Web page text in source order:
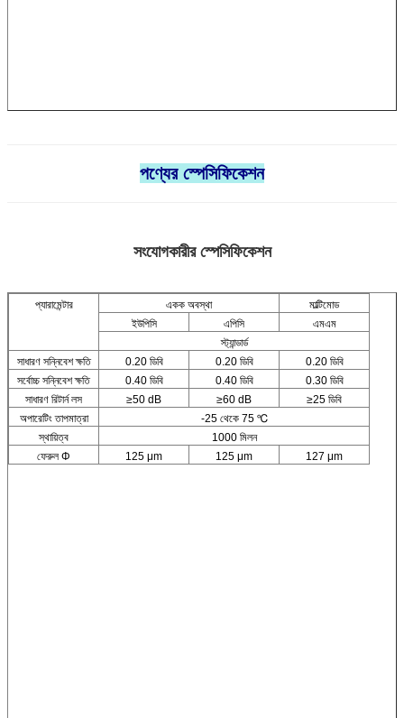
পণ্যের স্পেসিফিকেশন
সংযোগকারীর স্পেসিফিকেশন
প্যারামেন্টার একক অবস্থা
মাল্টিমোড
ইউপিসি
এপিসি
এমএম
স্ট্যান্ডার্ড
সাধারণ সন্নিবেশ ক্ষতি
0.20 ডিবি 0.20 ডিবি
0.20 ডিবি
সর্বোচ্চ সন্নিবেশ ক্ষতি
0.40 ডিবি 0.40 ডিবি
0.30 ডিবি
সাধারণ রিটার্ন লস
≥50 dB ≥60 dB
≥25 ডিবি
অপারেটিং তাপমাত্রা
-25 থেকে 75 ℃
স্থায়িত্ব
1000 মিলন
ফেরুল Φ
125 μm 125 μm 127 μm